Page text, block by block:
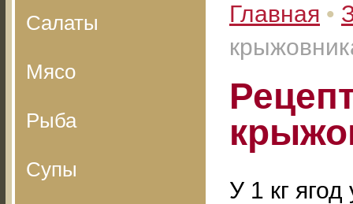
Салаты
Мясо
Рыба
Супы
Главная •
У 1 кг